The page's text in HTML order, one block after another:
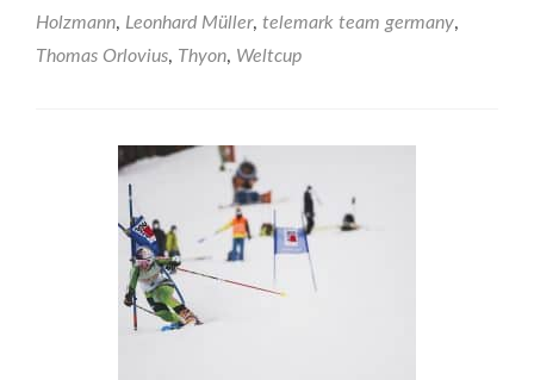
Holzmann, Leonhard Müller, telemark team germany,
Thomas Orlovius, Thyon, Weltcup